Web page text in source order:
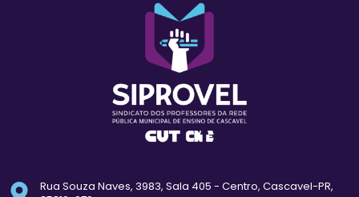
Rua Souza Naves, 3983, Sala 405 - Centro, Cascavel-PR,